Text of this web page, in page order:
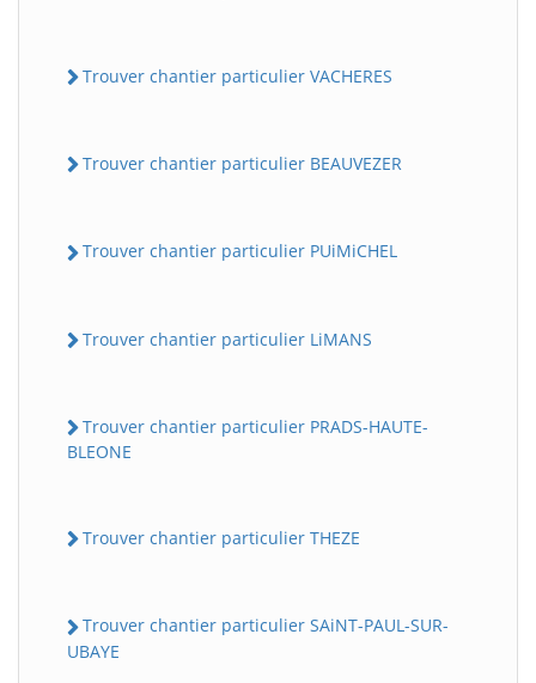
Trouver chantier particulier VACHERES
Trouver chantier particulier BEAUVEZER
Trouver chantier particulier PUiMiCHEL
Trouver chantier particulier LiMANS
Trouver chantier particulier PRADS-HAUTE-
BLEONE
Trouver chantier particulier THEZE
Trouver chantier particulier SAiNT-PAUL-SUR-
UBAYE